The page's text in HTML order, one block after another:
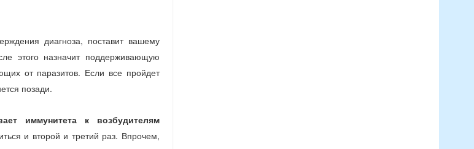
диагноза, поставит вашему
этого назначит поддерживающую
от паразитов. Если все пройдет
позади.
иммунитета к возбудителям
и второй и третий раз. Впрочем,